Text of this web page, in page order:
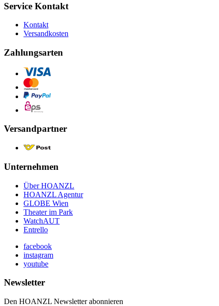
Service Kontakt
Kontakt
Versandkosten
Zahlungsarten
Versandpartner
Unternehmen
Über HOANZL
HOANZL Agentur
GLOBE Wien
Theater im Park
WatchAUT
Entrello
facebook
instagram
youtube
Newsletter
Den HOANZL Newsletter abonnieren